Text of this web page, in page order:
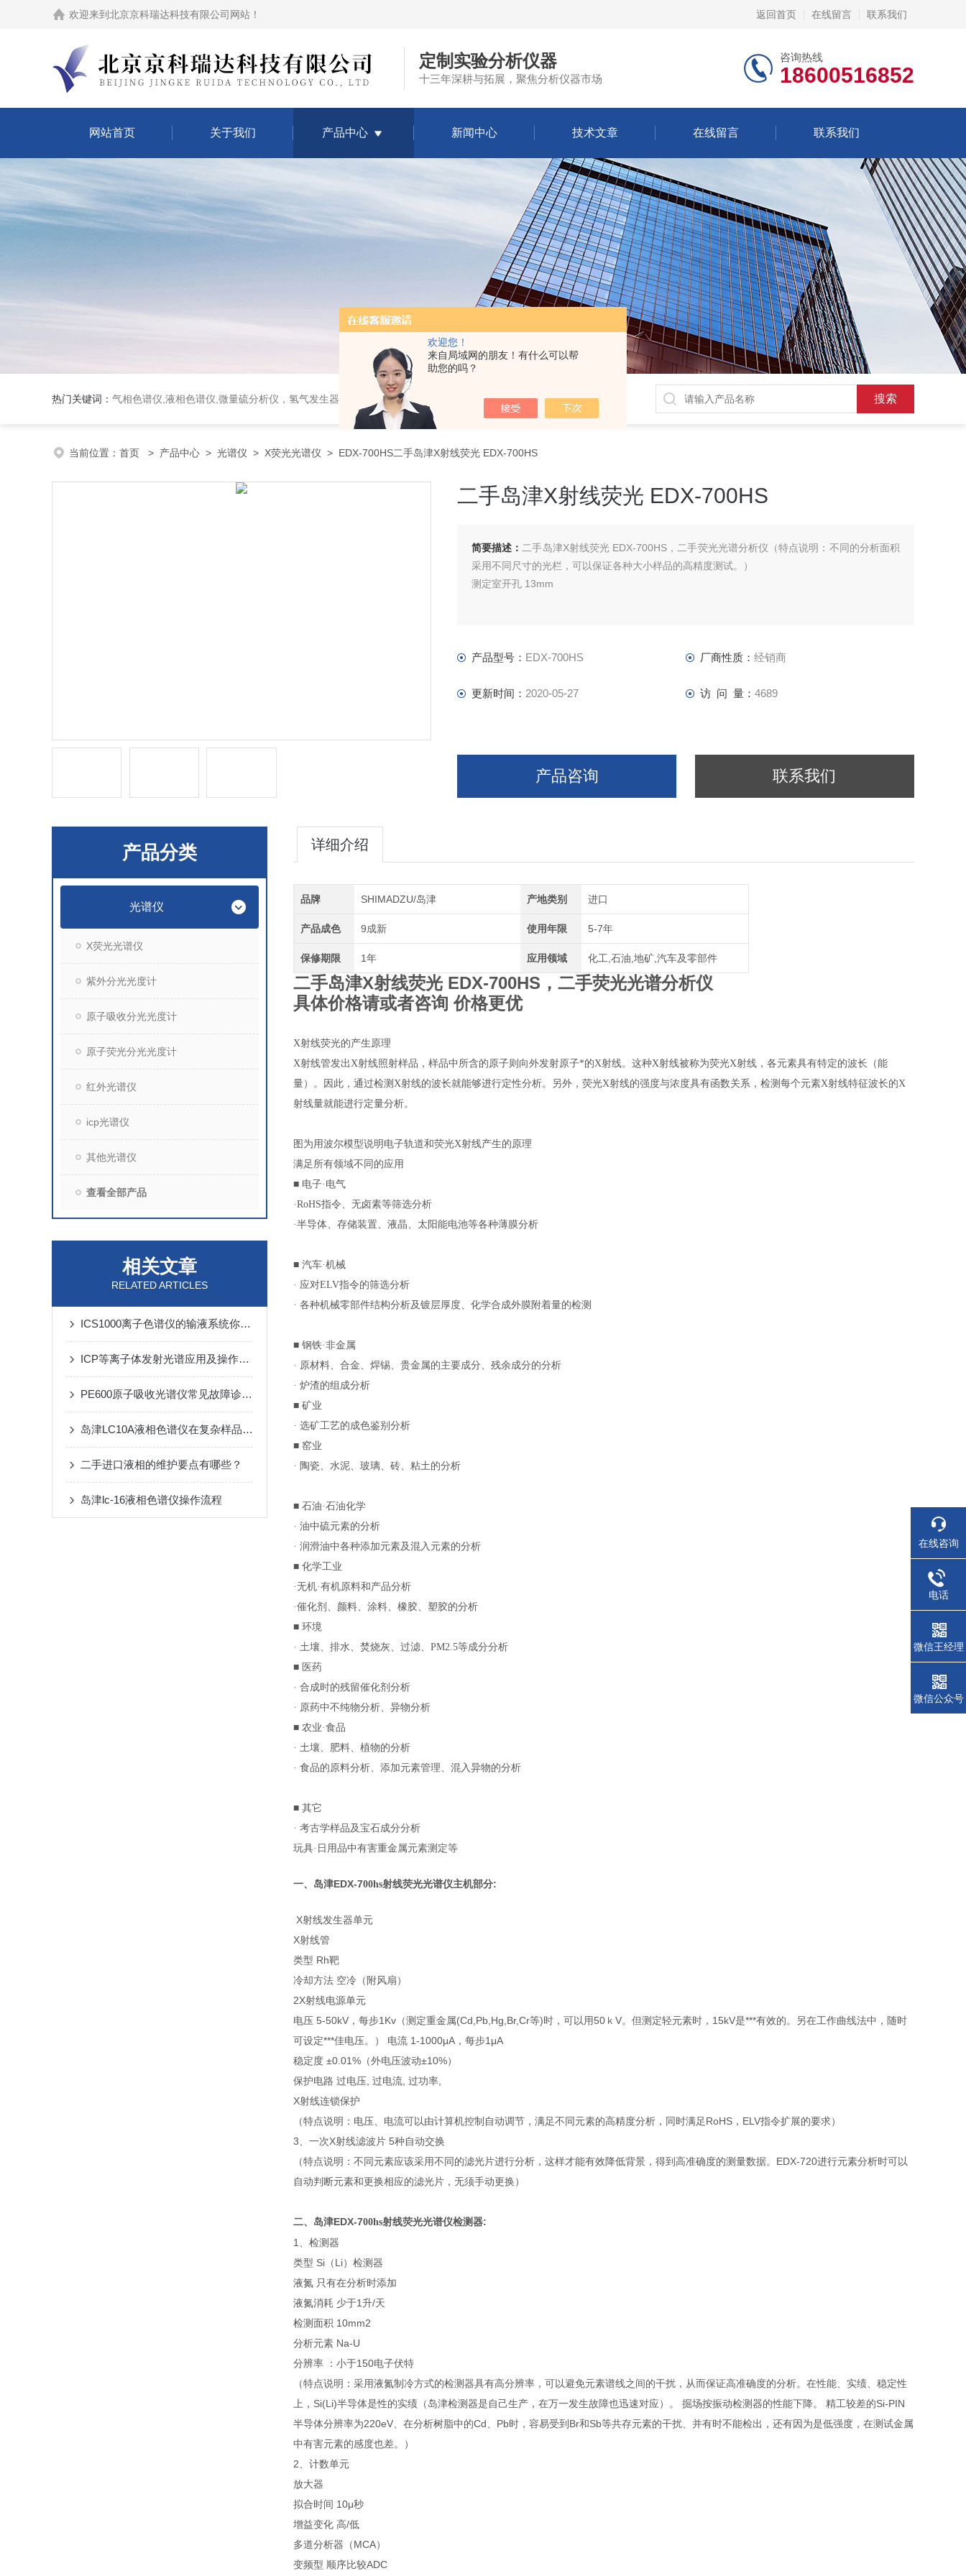
欢迎您！
来自局域网的朋友！有什么可以帮
助您的吗？
欢迎来到 北京京科瑞达科技有限公司网站 ！ 返回首页 在线留言 联系我们
定制实验分析仪器
十三年深耕与拓展，聚焦分析仪器市场
咨询热线
18600516852
网站首页 关于我们 产品中心 新闻中心 技术文章 在线留言 联系我们
热门关键词： 气相色谱仪,液相色谱仪,微量硫分析仪，氢气发生器，氮气发生器，空气发生器，色谱耗件（N2000色谱工作站，色谱柱、阀件、进样器、色谱担体），顶空进样器，热解析仪，紫外分光光度计，原子吸收分光光度计，傅立叶红外光谱仪，分析天平等常规实验室产品。
当前位置： 首页 > 产品中心 > 光谱仪 > X荧光光谱仪 > EDX-700HS二手岛津X射线荧光 EDX-700HS
二手岛津X射线荧光 EDX-700HS
简要描述： 二手岛津X射线荧光 EDX-700HS，二手荧光光谱分析仪（特点说明：不同的分析面积
采用不同尺寸的光栏，可以保证各种大小样品的高精度测试。）
测定室开孔 13mm
产品型号： EDX-700HS 厂商性质： 经销商
更新时间： 2020-05-27 访 问 量： 4689
产品咨询 联系我们
产品分类
光谱仪
X荧光光谱仪
紫外分光光度计
原子吸收分光光度计
原子荧光分光光度计
红外光谱仪
icp光谱仪
其他光谱仪
查看全部产品
相关文章
RELATED ARTICLES
ICS1000离子色谱仪的输液系统你了解多少？
ICP等离子体发射光谱应用及操作要点
PE600原子吸收光谱仪常见故障诊断与排除指南
岛津LC10A液相色谱仪在复杂样品分析中的优势
二手进口液相的维护要点有哪些？
岛津lc-16液相色谱仪操作流程
详细介绍
品牌 SHIMADZU/岛津 产地类别 进口
产品成色 9成新 使用年限 5-7年
保修期限 1年 应用领域 化工,石油,地矿,汽车及零部件
二手岛津X射线荧光 EDX-700HS ，二手荧光光谱分析仪
具体价格请或者咨询 价格更优
X射线荧光的产生原理
X射线管发出X射线照射样品，样品中所含的原子则向外发射原子*的X射线。这种X射线被称为荧光X射线，各元素具有特定的波长（能
量）。因此，通过检测X射线的波长就能够进行定性分析。另外，荧光X射线的强度与浓度具有函数关系，检测每个元素X射线特征波长的X
射线量就能进行定量分析。
图为用波尔模型说明电子轨道和荧光X射线产生的原理
满足所有领域不同的应用
■ 电子·电气
·RoHS指令、无卤素等筛选分析
·半导体、存储装置、液晶、太阳能电池等各种薄膜分析
■ 汽车·机械
· 应对ELV指令的筛选分析
· 各种机械零部件结构分析及镀层厚度、化学合成外膜附着量的检测
■ 钢铁·非金属
· 原材料、合金、焊锡、贵金属的主要成分、残余成分的分析
· 炉渣的组成分析
■ 矿业
· 选矿工艺的成色鉴别分析
■ 窑业
· 陶瓷、水泥、玻璃、砖、粘土的分析
■ 石油·石油化学
· 油中硫元素的分析
· 润滑油中各种添加元素及混入元素的分析
■ 化学工业
·无机·有机原料和产品分析
·催化剂、颜料、涂料、橡胶、塑胶的分析
■ 环境
· 土壤、排水、焚烧灰、过滤、PM2.5等成分分析
■ 医药
· 合成时的残留催化剂分析
· 原药中不纯物分析、异物分析
■ 农业·食品
· 土壤、肥料、植物的分析
· 食品的原料分析、添加元素管理、混入异物的分析
■ 其它
· 考古学样品及宝石成分分析
玩具·日用品中有害重金属元素测定等
一、岛津EDX-700hs射线荧光光谱仪主机部分:
X射线发生器单元
X射线管
类型 Rh靶
冷却方法 空冷（附风扇）
2X射线电源单元
电压 5-50kV，每步1Kv（测定重金属(Cd,Pb,Hg,Br,Cr等)时，可以用50ｋV。但测定轻元素时，15kV是***有效的。另在工作曲线法中，随时
可设定***佳电压。） 电流 1-1000μA，每步1μA
稳定度 ±0.01%（外电压波动±10%）
保护电路 过电压, 过电流, 过功率,
X射线连锁保护
（特点说明：电压、电流可以由计算机控制自动调节，满足不同元素的高精度分析，同时满足RoHS，ELV指令扩展的要求）
3、一次X射线滤波片 5种自动交换
（特点说明：不同元素应该采用不同的滤光片进行分析，这样才能有效降低背景，得到高准确度的测量数据。EDX-720进行元素分析时可以
自动判断元素和更换相应的滤光片，无须手动更换）
二、岛津EDX-700hs射线荧光光谱仪检测器:
1、检测器
类型 Si（Li）检测器
液氮 只有在分析时添加
液氮消耗 少于1升/天
检测面积 10mm2
分析元素 Na-U
分辨率 ：小于150电子伏特
（特点说明：采用液氮制冷方式的检测器具有高分辨率，可以避免元素谱线之间的干扰，从而保证高准确度的分析。在性能、实绩、稳定性
上，Si(Li)半导体是性的实绩（岛津检测器是自己生产，在万一发生故障也迅速对应）。 掘场按振动检测器的性能下降。 精工较差的Si-PIN
半导体分辨率为220eV、在分析树脂中的Cd、Pb时，容易受到Br和Sb等共存元素的干扰、并有时不能检出，还有因为是低强度，在测试金属
中有害元素的感度也差。）
2、计数单元
放大器
拟合时间 10μ秒
增益变化 高/低
多道分析器（MCA）
变频型 顺序比较ADC
在线咨询
电话
微信王经理
微信公众号